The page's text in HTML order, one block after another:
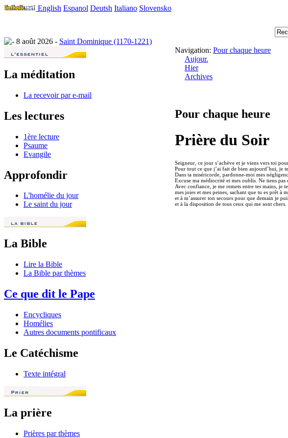
English Espanol Deutsh Italiano Slovensko
8 août 2026 - Saint Dominique (1170-1221)
La méditation
La recevoir par e-mail
Les lectures
1ère lecture
Psaume
Evangile
Approfondir
L'homélie du jour
Le saint du jour
La Bible
Lire la Bible
La Bible par thèmes
Ce que dit le Pape
Encycliques
Homélies
Autres documents pontificaux
Le Catéchisme
Texte intégral
La prière
Prières par thèmes
Navigation: Pour chaque heure
Aujour.
Hier
Archives
Pour chaque heure
Prière du Soir
Seigneur, ce jour s’achève et je viens vers toi
Pour tout ce que j’ai fait de bien aujourd’hui, je
Dans ta miséricorde, pardonne-moi mes
Excuse ma médiocrité et mes oublis. Ne tiens
Avec confiance, je me remets entre tes mains, je
mes joies et mes peines, sachant que tu es prêt à
et à m’assurer ton secours pour que demain je
et à la disposition de tous ceux qui me sont chers.